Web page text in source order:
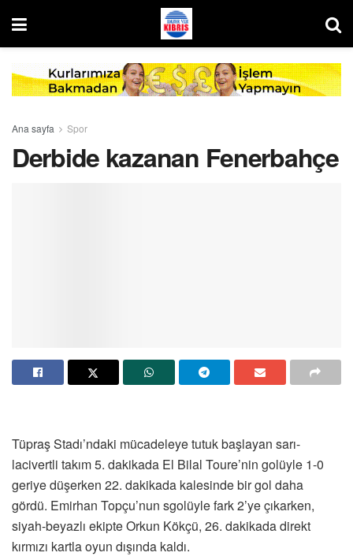
Ana sayfa Spor
Derbide kazanan Fenerbahçe
Tüpraş Stadı’ndaki mücadeleye tutuk başlayan sarı-
lacivertli takım 5. dakikada El Bilal Toure’nin golüyle 1-0
geriye düşerken 22. dakikada kalesinde bir gol daha
gördü. Emirhan Topçu’nun sgolüyle fark 2’ye çıkarken,
siyah-beyazlı ekipte Orkun Kökçü, 26. dakikada direkt
kırmızı kartla oyun dışında kaldı.